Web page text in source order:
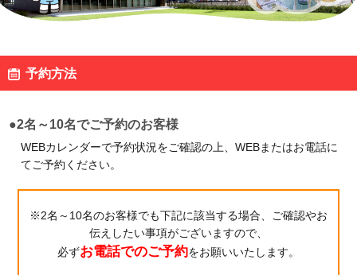
見学予約・お問い合わせ
明治なるほどファクトリー
東海
見学予約・お問い合わせ
予約方法
●2名～10名でご予約のお客様
WEBカレンダーで予約状況をご確認の上、WEBまたはお電話に
てご予約ください。
※2名～10名のお客様でも下記に該当する場合、ご確認やお
伝えしたい事項がございますので、
必ずお電話でのご予約をお願いいたします。